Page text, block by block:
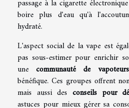
passage à la cigarette
boire plus d'eau qu'à
hydraté.
L'aspect social de la vape est
pas sous-estimer pour enrichir
unecommunauté de vapoteurs
bénéfique. Ces groupes offrent
mais aussi des conseils pour
astuces pour mieux gérer sa